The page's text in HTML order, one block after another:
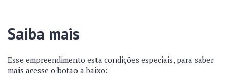
Saiba mais
Esse empreendimento esta condições especiais, para saber
mais acesse o botão a baixo: